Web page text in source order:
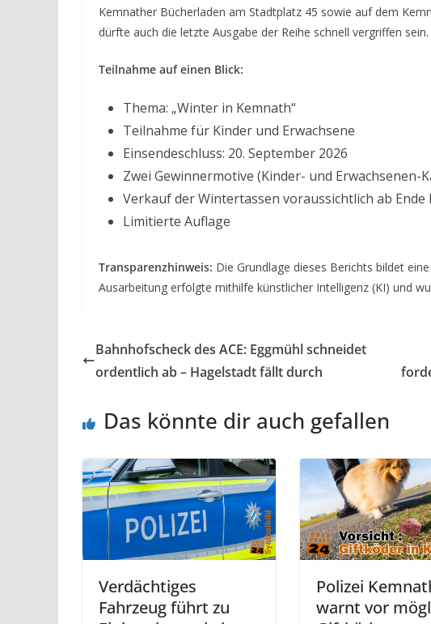
Kemnather Bücherladen am Stadtplatz 45 sowie auf dem
dürfte auch die letzte Ausgabe der Reihe schnell vergriffen sein.
Teilnahme auf einen Blick:
Thema: „Winter in Kemnath“
Teilnahme für Kinder und Erwachsene
Einsendeschluss: 20. September 2026
Zwei Gewinnermotive (Kinder- und Erwachsenen-
Verkauf der Wintertassen voraussichtlich ab Ende
Limitierte Auflage
Transparenzhinweis: Die Grundlage dieses Berichts bildet
Ausarbeitung erfolgte mithilfe künstlicher Intelligenz (KI) und
Bahnhofscheck des ACE: Eggmühl schneidet
ordentlich ab – Hagelstadt fällt durch
Das könnte dir auch gefallen
Verdächtiges
Fahrzeug führt zu
Polizei
warnt vor